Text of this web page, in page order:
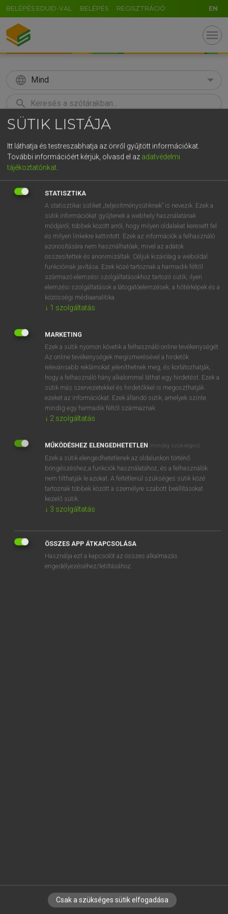
BELÉPÉS EDUID-VAL BELÉPÉS REGISZTRÁCIÓ EN
menu
language Mind
search
KERESÉS
Európai uniós terminológiai szótár
VAN ELŐFIZETÉSED?
Van előfizetésem a teljes szócikk megtekintéséhez.
BELÉPÉS
NINCS ELŐFIZETÉSED?
Nincs regisztrációm és előfizetésem. A szótár 2 órás,
díjmentes próbaverziójának elindításához regisztrálok és
belépek.
REGISZTRÁCIÓ
EURÓPAI UNIÓS TERMINOLÓGIAI SZÓTÁR
Kapcsolódó anyagok
visite à l’improviste
visite des installations radioélectriques
IRATKOZZ FEL HÍRLEVELÜNKRE!
SÜTIK LISTÁJA
Itt láthatja és testreszabhatja az önről gyűjtött információkat.
További információért kérjük, olvasd el az adatvédelmi
tájékoztatónkat.
STATISZTIKA
A statisztikai sütiket „teljesítménysütiknek” is nevezik. Ezek a
sütik információkat gyűjtenek a webhely használatának
módjáról, többek között arról, hogy milyen oldalakat keresett fel
és milyen linkekre kattintott. Ezek az információk a felhasználó
azonosítására nem használhatóak, mivel az adatok
összesítettek és anonimizáltak. Céljuk kizárólag a weboldal
funkcióinak javítása. Ezek közé tartoznak a harmadik féltől
származó elemzési szolgáltatásokhoz tartozó sütik; ilyen
elemzési szolgáltatások a látogatóelemzések, a hőtérképek és a
közösségi médiaanalitika.
↓ 1 szolgáltatás
MARKETING
Ezek a sütik nyomon követik a felhasználó online tevékenységét.
Az online tevékenységek megismerésével a hirdetők
relevánsabb reklámokat jeleníthetnek meg, és korlátozhatják,
hogy a felhasználó hány alkalommal láthat egy hirdetést. Ezek a
sütik más szervezetekkel és hirdetőkkel is megoszthatják
ezeket az információkat. Ezek állandó sütik, amelyek szinte
mindig egy harmadik féltől származnak.
↓ 2 szolgáltatás
MŰKÖDÉSHEZ ELENGEDHETETLEN (mindig szükséges)
Ezek a sütik elengedhetetlenek az oldalunkon történő
böngészéshez,a funkciók használatához, és a felhasználók
nem tilthatják le azokat. A feltétlenül szükséges sütik közé
tartoznak többek között a személyre szabott beállításokat
kezelő sütik.
↓ 3 szolgáltatás
ÖSSZES APP ÁTKAPCSOLÁSA
Használja ezt a kapcsolót az összes alkalmazás
engedélyezéséhez/letiltásához.
Csak a szükséges sütik elfogadása
GR
t z u i o p
g h j k l é á ű Ω
n m , . AltGr